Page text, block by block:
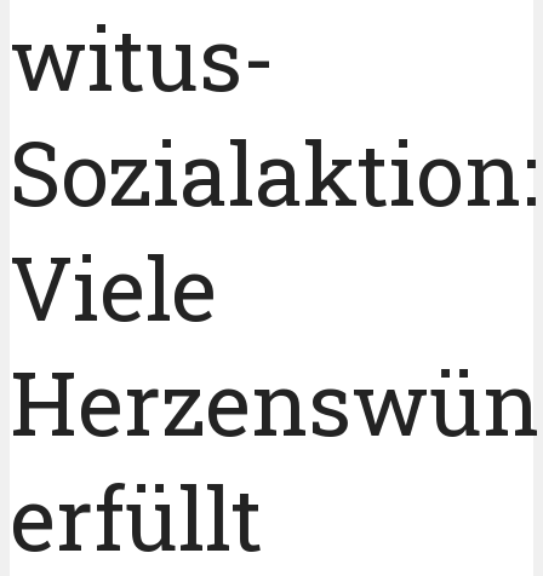
witus-
Sozialaktion:
Viele
erfüllt